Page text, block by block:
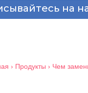
на
› Продукты › Чем